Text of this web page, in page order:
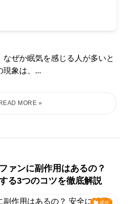
ぜか眠気を感じる人が多いと
現象は、...
ァンに副作用はあるの？
る3つのコツを徹底解説
成分